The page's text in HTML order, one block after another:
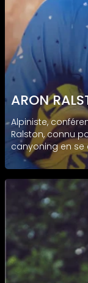
ARON
Alpiniste,
Ralston, connu
canyoning en